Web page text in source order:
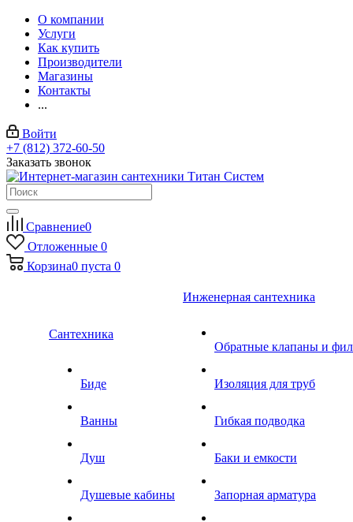
О компании
Услуги
Как купить
Производители
Магазины
Контакты
...
Войти
+7 (812) 372-60-50
Заказать звонок
Сравнение0
Отложенные 0
Корзина0 пуста 0
Сантехника
Биде
Ванны
Душ
Душевые кабины
Инженерная сантехника
Обратные клапаны и
Изоляция для труб
Гибкая подводка
Баки и емкости
Запорная арматура